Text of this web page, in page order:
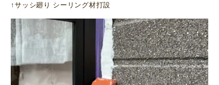
↑サッシ廻り シーリング材打設